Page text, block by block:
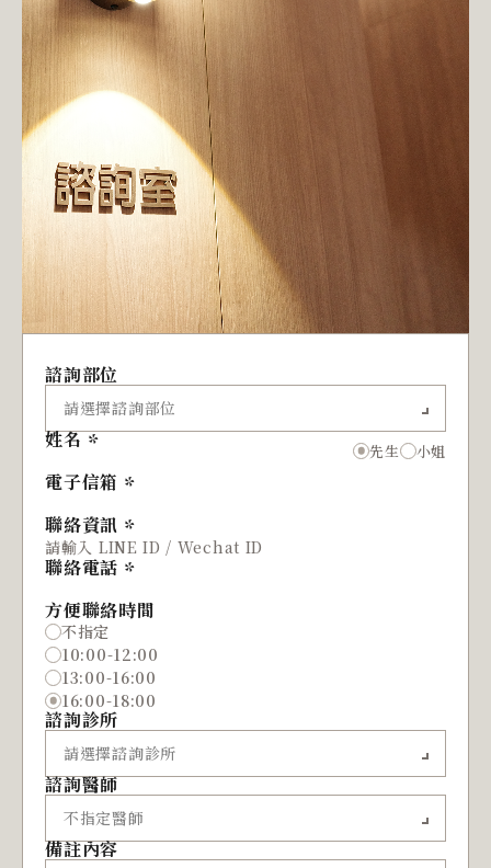
諮詢部位
姓名 先生 小姐
電子信箱
聯絡資訊
聯絡電話
方便聯絡時間
不指定
10:00-12:00
13:00-16:00
16:00-18:00
諮詢診所
諮詢醫師
備註內容